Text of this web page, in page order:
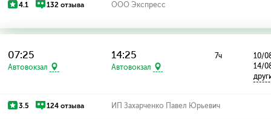
4.1 132 отзыва ООО Экспресс
07:25
Автовокзал
14:25
Автовокзал
7ч
10/
14/
3.5 124 отзыва ИП Захарченко Павел Юрьевич